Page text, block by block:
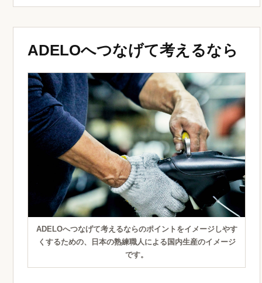
ADELOへつなげて考えるなら
ADELOへつなげて考えるならのポイントをイメージしやす
くするための、日本の熟練職人による国内生産のイメージ
です。